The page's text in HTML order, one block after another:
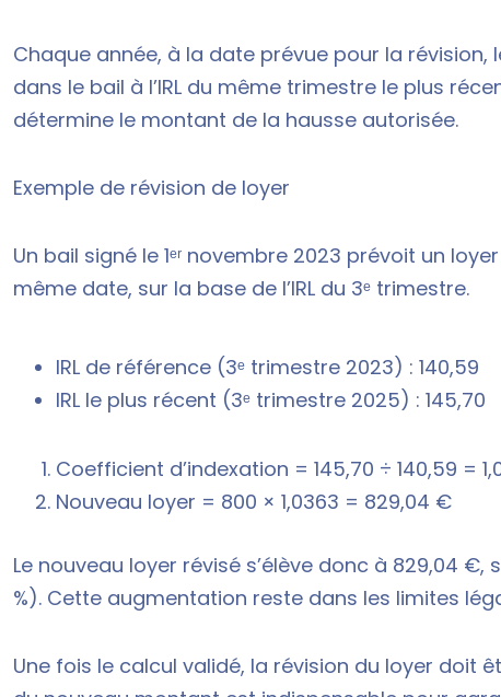
Chaque année, à la date prévue pour la révision,
dans le bail à l’IRL du même trimestre le plus
détermine le montant de la hausse autorisée.
Exemple de révision de loyer
Un bail signé le 1ᵉʳ novembre 2023 prévoit un
même date, sur la base de l’IRL du 3ᵉ trimestre.
IRL de référence (3ᵉ trimestre 2023) : 140,59
IRL le plus récent (3ᵉ trimestre 2025) : 145,70
Coefficient d’indexation = 145,70 ÷ 140,59 =
Nouveau loyer = 800 × 1,0363 = 829,04 €
Le nouveau loyer révisé s’élève donc à 829,04 €,
%). Cette augmentation reste dans les limites
Une fois le calcul validé, la révision du loyer doit